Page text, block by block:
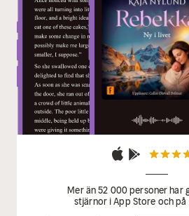
Mer än 52 000 personer har
stjärnor i App Store och på